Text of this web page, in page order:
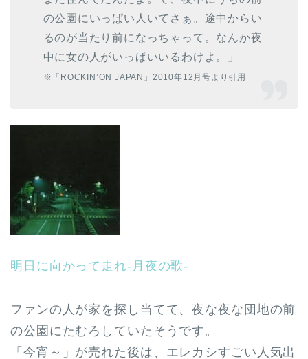
の公園にいっぱい人いてさぁ。途中からい
るのが当たり前になっちゃって。なんか夜
中に女の人がいっぱいいるわけよ。」
※「ROCKIN’ON JAPAN」2010年12月号より引用
明日に向かって走れ-月夜の歌-
ファンの人が家を探し当てて、夜な夜な団地の前
の公園にたむろしていたそうです。
「今宵～」が売れた後は、エレカシすごい人気出